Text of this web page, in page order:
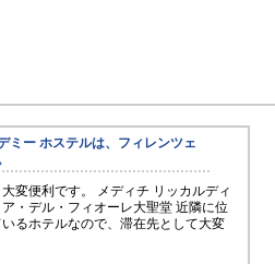
ミー ホステルは、フィレンツェ
変便利です。 メディチ リッカルディ
・デル・フィオーレ大聖堂 近隣に位
るホテルなので、滞在先として大変